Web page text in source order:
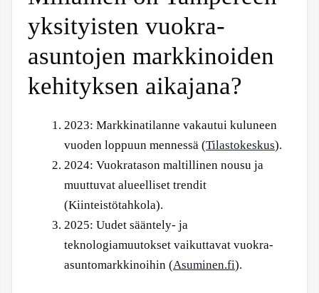
yksityisten vuokra-
asuntojen markkinoiden
kehityksen aikajana?
2023: Markkinatilanne vakautui kuluneen
vuoden loppuun mennessä (Tilastokeskus).
2024: Vuokratason maltillinen nousu ja
muuttuvat alueelliset trendit
(Kiinteistötahkola).
2025: Uudet sääntely- ja
teknologiamuutokset vaikuttavat vuokra-
asuntomarkkinoihin (Asuminen.fi).